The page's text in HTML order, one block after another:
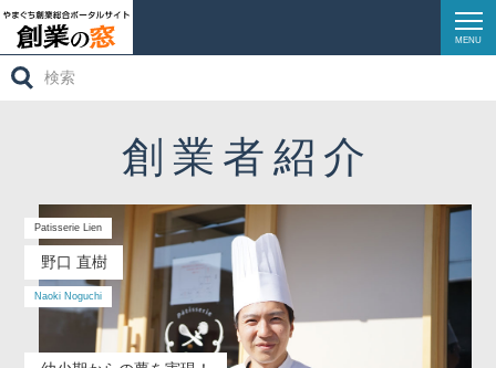
MENU
検
索:
創業ガイダンス
創業ストーリーズ
創業相談窓口
イベントレポート
リンク集
創業者紹介
Patisserie Lien
野口 直樹
Naoki Noguchi